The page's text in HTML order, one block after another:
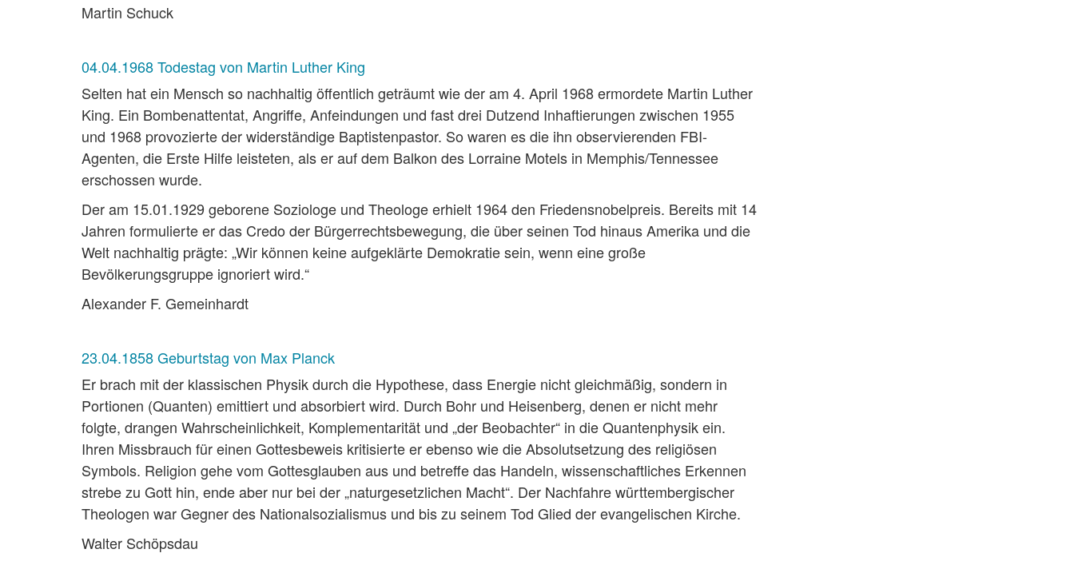
Martin Schuck
04.04.1968 Todestag von Martin Luther King
Selten hat ein Mensch so nachhaltig öffentlich geträumt wie der am 4. April 1968 ermordete Martin Luther
King. Ein Bombenattentat, Angriffe, Anfeindungen und fast drei Dutzend Inhaftierungen zwischen 1955
und 1968 provozierte der widerständige Baptistenpastor. So waren es die ihn observierenden FBI-
Agenten, die Erste Hilfe leisteten, als er auf dem Balkon des Lorraine Motels in Memphis/Tennessee
erschossen wurde.
Der am 15.01.1929 geborene Soziologe und Theologe erhielt 1964 den Friedensnobelpreis. Bereits mit 14
Jahren formulierte er das Credo der Bürgerrechtsbewegung, die über seinen Tod hinaus Amerika und die
Welt nachhaltig prägte: „Wir können keine aufgeklärte Demokratie sein, wenn eine große
Bevölkerungsgruppe ignoriert wird.“
Alexander F. Gemeinhardt
23.04.1858 Geburtstag von Max Planck
Er brach mit der klassischen Physik durch die Hypothese, dass Energie nicht gleichmäßig, sondern in
Portionen (Quanten) emittiert und absorbiert wird. Durch Bohr und Heisenberg, denen er nicht mehr
folgte, drangen Wahrscheinlichkeit, Komplementarität und „der Beobachter“ in die Quantenphysik ein.
Ihren Missbrauch für einen Gottesbeweis kritisierte er ebenso wie die Absolutsetzung des religiösen
Symbols. Religion gehe vom Gottesglauben aus und betreffe das Handeln, wissenschaftliches Erkennen
strebe zu Gott hin, ende aber nur bei der „naturgesetzlichen Macht“. Der Nachfahre württembergischer
Theologen war Gegner des Nationalsozialismus und bis zu seinem Tod Glied der evangelischen Kirche.
Walter Schöpsdau